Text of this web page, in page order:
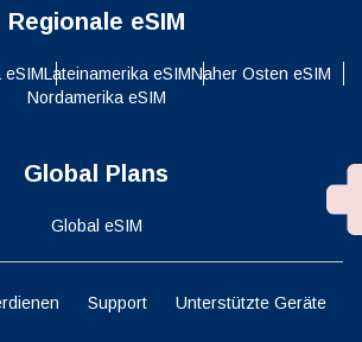
Regionale eSIM
eSIMLateinamerika eSIMNaher Osten eSIM
Nordamerika eSIM
Global Plans
Global eSIM
Support Unterstützte Geräte